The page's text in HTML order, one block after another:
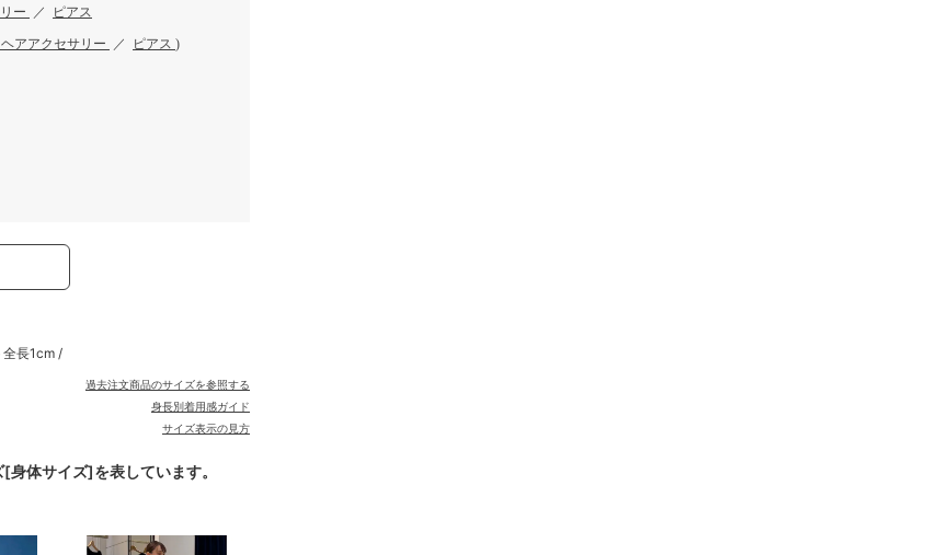
ー ／ ピアス
アアクセサリー ／ ピアス )
全長1cm /
過去注文商品のサイズを参照する
身長別着用感ガイド
サイズ表示の見方
体サイズ]を表しています。